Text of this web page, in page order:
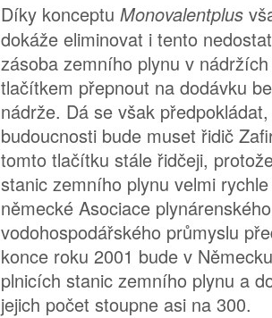
Díky konceptu Monovalentplus
dokáže eliminovat i tento
zásoba zemního plynu v
tlačítkem přepnout na dodávku
nádrže. Dá se však
budoucnosti bude muset řidič
tomto tlačítku stále řidčeji,
stanic zemního plynu velmi
německé Asociace
vodohospodářského průmyslu
konce roku 2001 bude v
plnicích stanic zemního plynu a
jejich počet stoupne asi na 300.